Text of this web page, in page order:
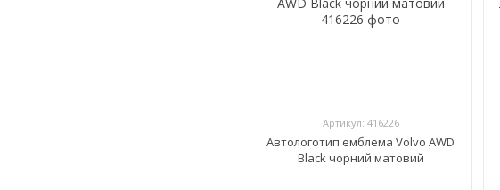
Артикул: 416226
Автологотип емблема Volvo AWD
Black чорний матовий